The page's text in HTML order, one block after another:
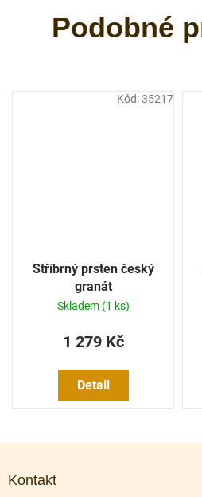
Stříbrný prsten český
granát
Skladem (1 ks)
1 279 Kč
Detail
Kód:35217
Kontakt